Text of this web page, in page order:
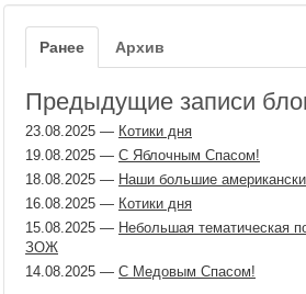
Ранее Архив
Предыдущие записи
23.08.2025 — Котики дня
19.08.2025 — С Яблочным Спасом!
18.08.2025 — Наши большие
16.08.2025 — Котики дня
15.08.2025 — Небольшая тематическая
ЗОЖ
14.08.2025 — С Медовым Спасом!